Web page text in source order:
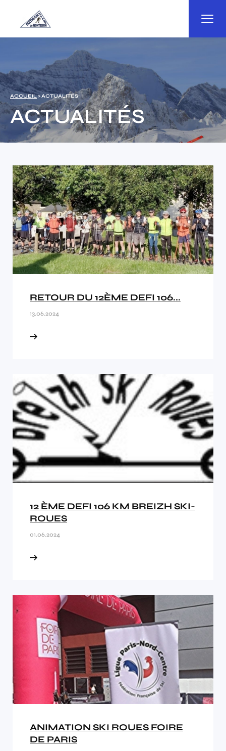
ACCUEIL> ACTUALITÉS
ACTUALITÉS
RETOUR DU 12ÈME DEFI 106...
13.06.2024
12 ÈME DEFI 106 KM BREIZH SKI-
ROUES
01.06.2024
ANIMATION SKI ROUES FOIRE
DE PARIS